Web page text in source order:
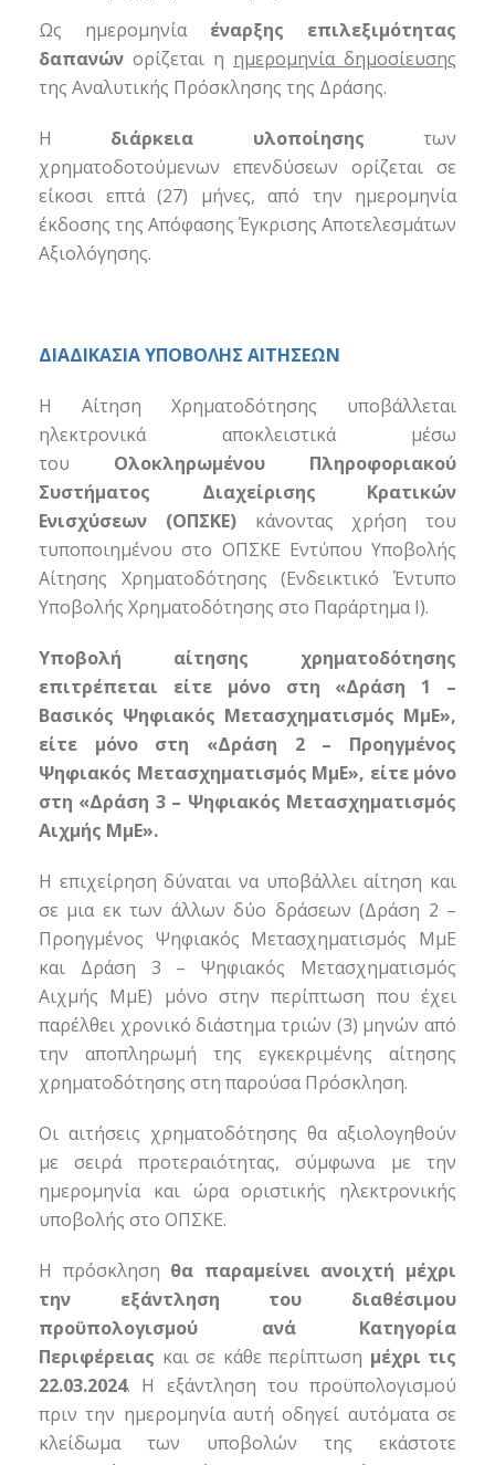
Ως ημερομηνία έναρξης επιλεξιμότητας
δαπανών ορίζεται η ημερομηνία δημοσίευσης
της Αναλυτικής Πρόσκλησης της Δράσης.
Η διάρκεια υλοποίησης των
χρηματοδοτούμενων επενδύσεων ορίζεται σε
είκοσι επτά (27) μήνες, από την ημερομηνία
έκδοσης της Απόφασης Έγκρισης Αποτελεσμάτων
Αξιολόγησης.
ΔΙΑΔΙΚΑΣΙΑ ΥΠΟΒΟΛΗΣ ΑΙΤΗΣΕΩΝ
Η Αίτηση Χρηματοδότησης υποβάλλεται
ηλεκτρονικά αποκλειστικά μέσω
του Ολοκληρωμένου Πληροφοριακού
Συστήματος Διαχείρισης Κρατικών
Ενισχύσεων (ΟΠΣΚΕ)κάνοντας χρήση του
τυποποιημένου στο ΟΠΣΚΕ Εντύπου Υποβολής
Αίτησης Χρηματοδότησης (Ενδεικτικό Έντυπο
Υποβολής Χρηματοδότησης στο Παράρτημα Ι).
Υποβολή αίτησης χρηματοδότησης
επιτρέπεται είτε μόνο στη «Δράση 1 –
Βασικός Ψηφιακός Μετασχηματισμός ΜμΕ»,
είτε μόνο στη «Δράση 2 – Προηγμένος
Ψηφιακός Μετασχηματισμός ΜμΕ», είτε μόνο
στη «Δράση 3 – Ψηφιακός Μετασχηματισμός
Αιχμής ΜμΕ».
Η επιχείρηση δύναται να υποβάλλει αίτηση και
σε μια εκ των άλλων δύο δράσεων (Δράση 2 –
Προηγμένος Ψηφιακός Μετασχηματισμός ΜμΕ
και Δράση 3 – Ψηφιακός Μετασχηματισμός
Αιχμής ΜμΕ) μόνο στην περίπτωση που έχει
παρέλθει χρονικό διάστημα τριών (3) μηνών από
την αποπληρωμή της εγκεκριμένης αίτησης
χρηματοδότησης στη παρούσα Πρόσκληση.
Οι αιτήσεις χρηματοδότησης θα αξιολογηθούν
με σειρά προτεραιότητας, σύμφωνα με την
ημερομηνία και ώρα οριστικής ηλεκτρονικής
υποβολής στο ΟΠΣΚΕ.
Η πρόσκληση θα παραμείνει ανοιχτή μέχρι
την εξάντληση του διαθέσιμου
προϋπολογισμού ανά Κατηγορία
Περιφέρειας και σε κάθε περίπτωση μέχρι τις
22.03.2024. Η εξάντληση του προϋπολογισμού
πριν την ημερομηνία αυτή οδηγεί αυτόματα σε
κλείδωμα των υποβολών της εκάστοτε